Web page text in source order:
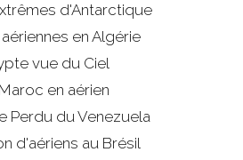
d'Antarctique
en Algérie
vue du Ciel
en aérien
Perdu du Venezuela
d'aériens au Brésil